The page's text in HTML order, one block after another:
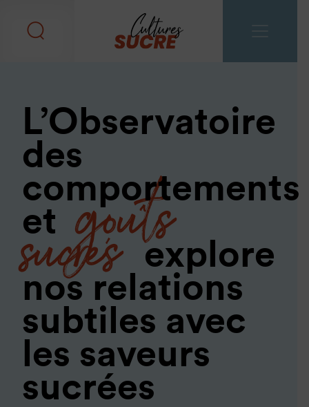
L’Observatoire
des
comportements
et
goûts
sucrés
explore
nos relations
subtiles avec
les saveurs
sucrées